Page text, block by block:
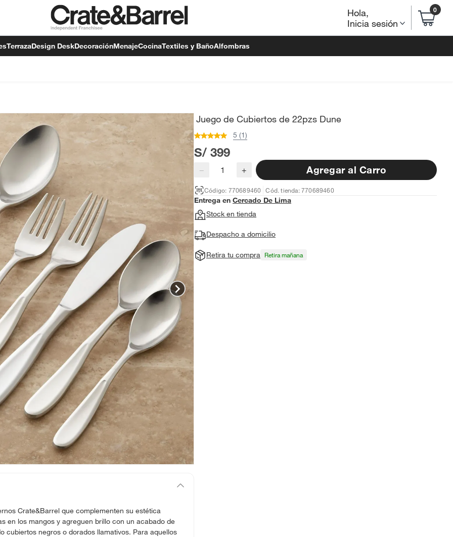
Hola,
Inicia sesión
0
TerrazaDesign DeskDecoraciónMenajeCocinaTextiles y BañoAlfombras
Crate&Barrel que complementen su estética
en los mangos y agreguen brillo con un acabado de
negros o dorados llamativos. Para aquellos
Juego de Cubiertos de 22pzs Dune
5 (1)
S/ 399
− + Agregar al Carro
Código: 770689460 Cód. tienda: 770689460
Entrega en Cercado De Lima
Stock en tienda
Despacho a domicilio
Retira tu compra Retira mañana